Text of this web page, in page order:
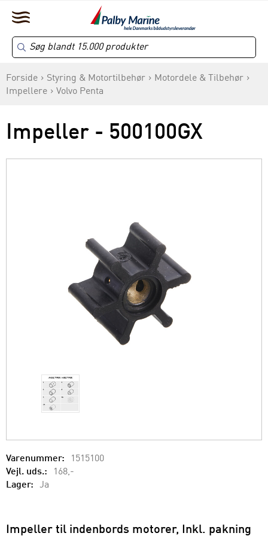
Forside Styring & Motortilbehør
Motordele & Tilbehør
Impellere
Volvo Penta
Impeller - 500100GX
Varenummer:
1515100
Vejl. uds.:
168,-
Lager:
Ja
Impeller til indenbords motorer, Inkl. pakning